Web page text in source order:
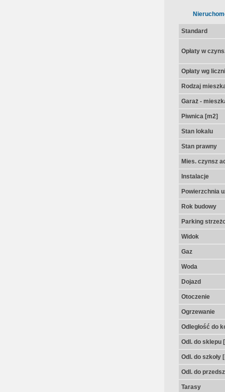
Standard
Opłaty w
Opłaty wg
Rodzaj
Garaż -
Piwnica [m2]
Stan lokalu
Stan prawny
Mies. czynsz
Instalacje
Powierzchnia
Rok budowy
Parking
Widok
Gaz
Woda
Dojazd
Otoczenie
Ogrzewanie
Odległość do
Odl. do sklepu
Odl. do szkoły
Odl. do
Tarasy